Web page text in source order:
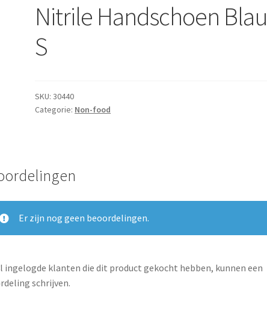
Nitrile Handschoen
S
SKU:30440
Categorie: Non-food
Er zijn nog geen beoordelingen.
ingelogde klanten die dit product gekocht hebben, kunnen een
schrijven.